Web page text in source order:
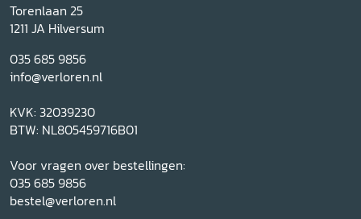
Torenlaan 25
1211 JA Hilversum
035 685 9856
info@verloren.nl
KVK: 32039230
BTW: NL805459716B01
Voor vragen over bestellingen:
035 685 9856
bestel@verloren.nl